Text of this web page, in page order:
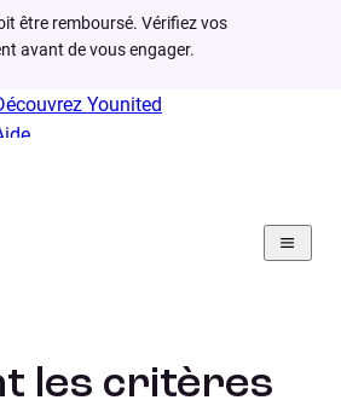
être remboursé. Vérifiez vos
avant de vous engager.
Younited
les critères